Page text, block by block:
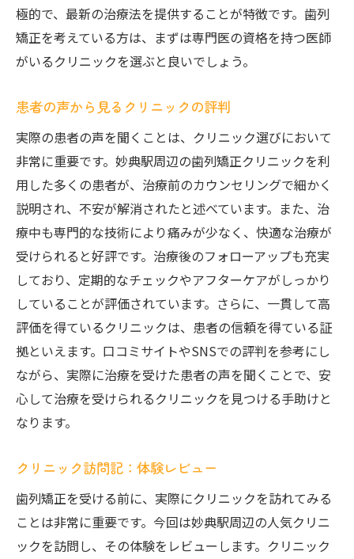
極的で、最新の治療法を提供することが特徴です。歯列
矯正を考えている方は、まずは専門医の資格を持つ医師
がいるクリニックを選ぶと良いでしょう。
患者の声から見るクリニックの評判
実際の患者の声を聞くことは、クリニック選びにおいて
非常に重要です。妙典駅周辺の歯列矯正クリニックを利
用した多くの患者が、治療前のカウンセリングで細かく
説明され、不安が解消されたと述べています。また、治
療中も専門的な技術により痛みが少なく、快適な治療が
受けられると好評です。治療後のフォローアップも充実
しており、定期的なチェックやアフターケアがしっかり
していることが評価されています。さらに、一貫して高
評価を得ているクリニックは、患者の信頼を得ている証
拠といえます。口コミサイトやSNSでの評判を参考にし
ながら、実際に治療を受けた患者の声を聞くことで、安
心して治療を受けられるクリニックを見つける手助けと
なります。
クリニック訪問記：体験レビュー
歯列矯正を受ける前に、実際にクリニックを訪れてみる
ことは非常に重要です。今回は妙典駅周辺の人気クリニ
ックを訪問し、その体験をレビューします。クリニック